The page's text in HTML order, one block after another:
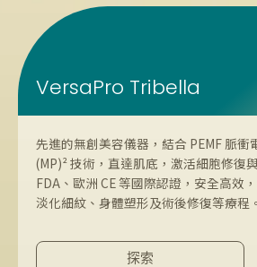
VersaPro Tribella
先進的無創美容儀器，結合 PEMF 脈衝
(MP)² 技術，直達肌底，激活細胞修復
FDA、歐洲 CE 等國際認證，安全高效
淡化細紋、身體塑形及術後修復等療程。
探索